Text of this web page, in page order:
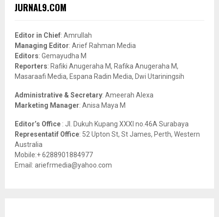
h
o
r
:
JURNAL9.COM
Editor in Chief: Amrullah
Managing Editor: Arief Rahman Media
Editors: Gemayudha M
Reporters: Rafiki Anugeraha M, Rafika Anugeraha M,
Masaraafi Media, Espana Radin Media, Dwi Utariningsih
Administrative & Secretary: Ameerah Alexa
Marketing Manager: Anisa Maya M
Editor’s Office : Jl. Dukuh Kupang XXXI no.46A Surabaya
Representatif Office: 52 Upton St, St James, Perth, Western
Australia
Mobile:+ 6288901884977
Email: ariefrmedia@yahoo.com